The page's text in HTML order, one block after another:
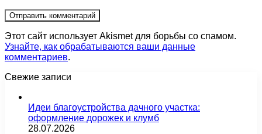
Этот сайт использует Akismet для борьбы со спамом.
Узнайте, как обрабатываются ваши данные
комментариев.
Свежие записи
Идеи благоустройства дачного участка:
оформление дорожек и клумб
28.07.2026